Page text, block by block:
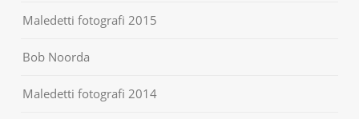
Maledetti fotografi 2015
Bob Noorda
Maledetti fotografi 2014